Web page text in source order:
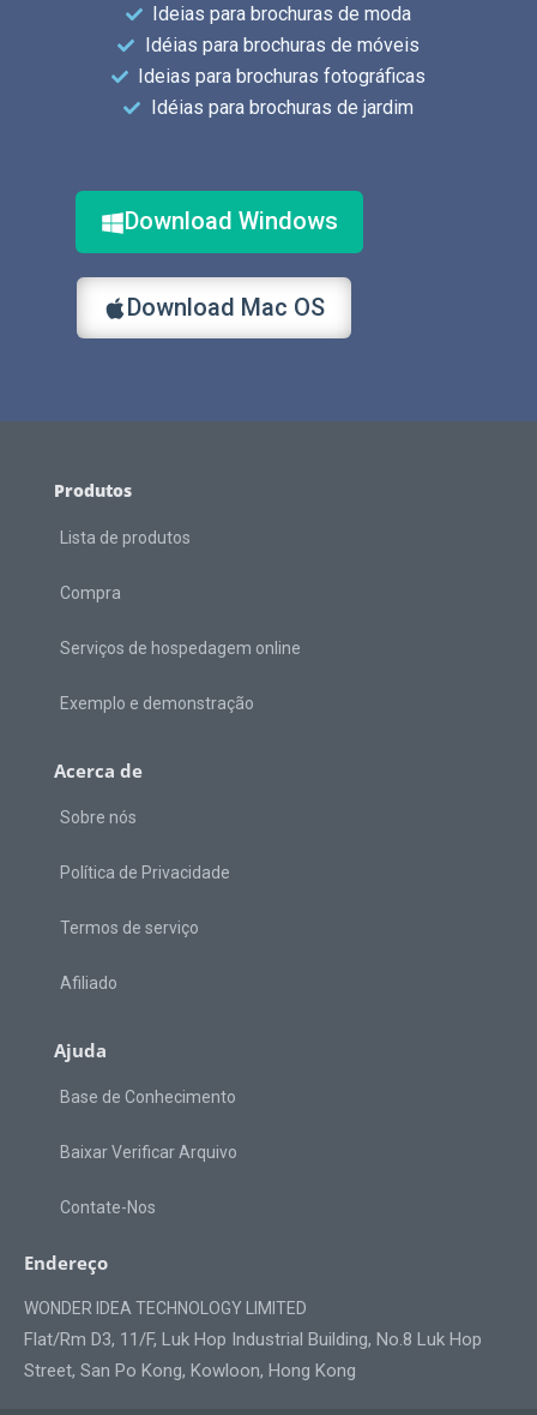
Ideias para brochuras de moda
Idéias para brochuras de móveis
Ideias para brochuras fotográficas
Idéias para brochuras de jardim
Download Windows
Download Mac OS
Produtos
Lista de produtos
Compra
Serviços de hospedagem online
Exemplo e demonstração
Acerca de
Sobre nós
Política de Privacidade
Termos de serviço
Afiliado
Ajuda
Base de Conhecimento
Baixar Verificar Arquivo
Contate-Nos
Endereço
WONDER IDEA TECHNOLOGY LIMITED
Flat/Rm D3, 11/F, Luk Hop Industrial Building, No.8 Luk Hop
Street, San Po Kong, Kowloon, Hong Kong